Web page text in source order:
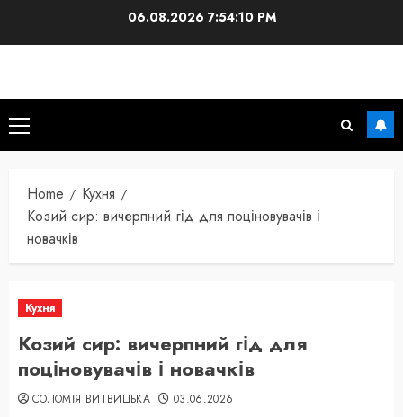
06.08.20267:54:11 PM
Primary
Menu
Home
Кухня
Козий сир: вичерпний гід для поціновувачів і
новачків
Кухня
Козий сир: вичерпний гід для
поціновувачів і новачків
СОЛОМІЯ ВИТВИЦЬКА 03.06.2026